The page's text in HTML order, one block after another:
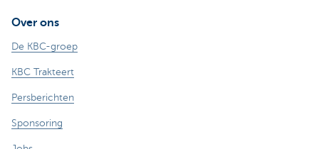
Over ons
De KBC-groep
KBC Trakteert
Persberichten
Sponsoring